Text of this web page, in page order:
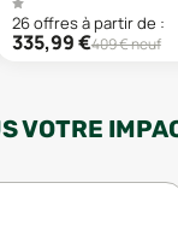
26offresà partir de :
335,99€409€ neuf
VOTRE